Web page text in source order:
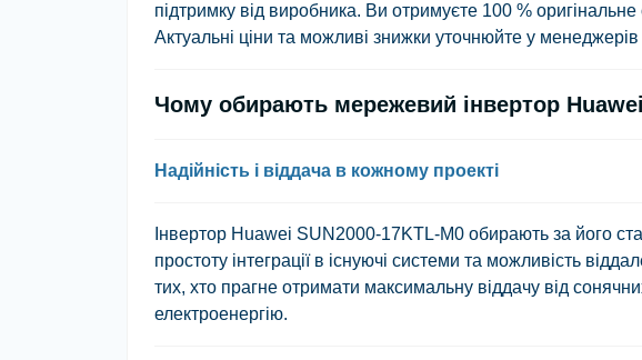
підтримку від виробника. Ви отримуєте 100 %
Актуальні ціни та можливі знижки уточнюйте у
Чому обирають мережевий інвертор
Надійність і віддача в кожному проекті
Інвертор Huawei SUN2000-17KTL-M0 обирають за його
простоту інтеграції в існуючі системи та можливість
тих, хто прагне отримати максимальну віддачу від
електроенергію.